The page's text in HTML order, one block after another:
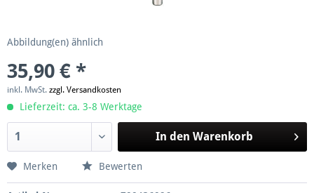
Abbildung(en) ähnlich
35,90 € *
inkl. MwSt. zzgl. Versandkosten
Lieferzeit: ca. 3-8 Werktage
In den Warenkorb
Merken Bewerten